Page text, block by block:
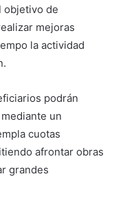
objetivo de
mejoras
la actividad
podrán
un
cuotas
afrontar obras
grandes